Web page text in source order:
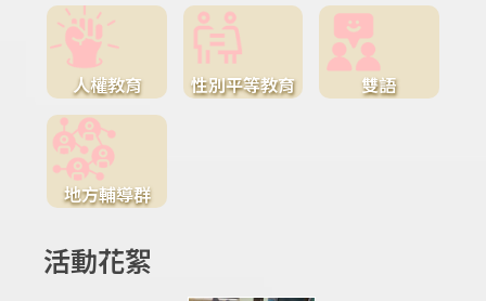
人權教育 性別平等教育 雙語
地方輔導群
活動花絮